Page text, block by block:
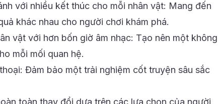
với nhiều kết thúc cho mỗi nhân vật: Mang đến
khác nhau cho người chơi khám phá.
vật với hơn bốn giờ âm nhạc: Tạo nên một không
mỗi mối quan hệ.
Đảm bảo một trải nghiệm cốt truyện sâu sắc